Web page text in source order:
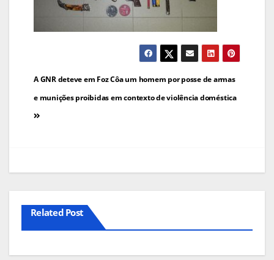
Navegação
de
artigos
A GNR deteve em Foz Côa um homem por posse de armas
e munições proibidas em contexto de violência doméstica
Related Post